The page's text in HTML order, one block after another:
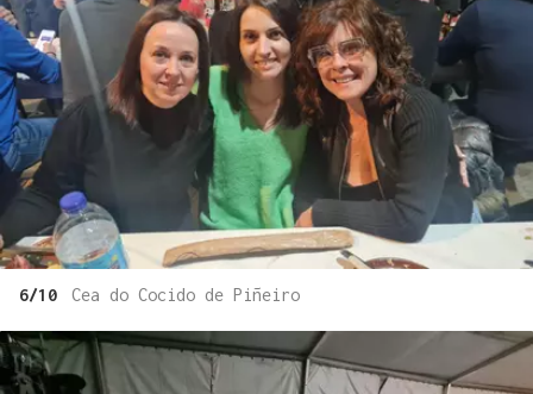
6/10 Cea do Cocido de Piñeiro